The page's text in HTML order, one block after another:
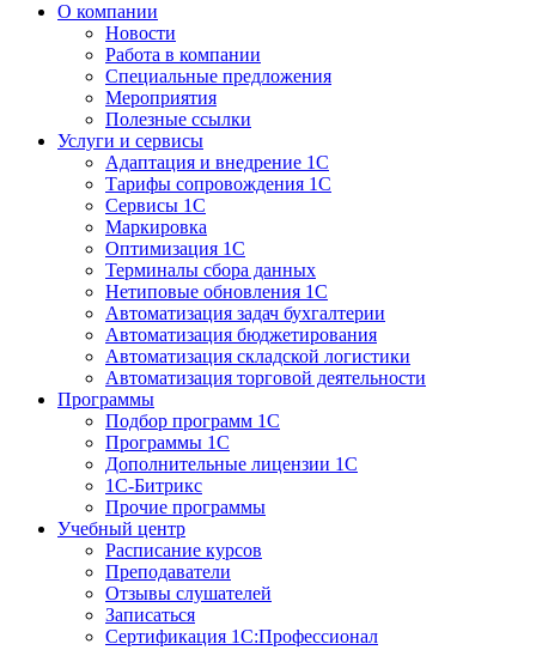
О компании
Новости
Работа в компании
Специальные предложения
Мероприятия
Полезные ссылки
Услуги и сервисы
Адаптация и внедрение 1С
Тарифы сопровождения 1С
Сервисы 1С
Маркировка
Оптимизация 1С
Терминалы сбора данных
Нетиповые обновления 1С
Автоматизация задач бухгалтерии
Автоматизация бюджетирования
Автоматизация складской логистики
Автоматизация торговой деятельности
Программы
Подбор программ 1С
Программы 1С
Дополнительные лицензии 1С
1С-Битрикс
Прочие программы
Учебный центр
Расписание курсов
Преподаватели
Отзывы слушателей
Записаться
Сертификация 1С:Профессионал